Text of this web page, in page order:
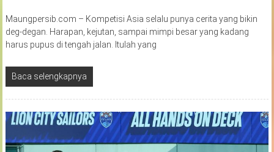
Maungpersib.com – Kompetisi Asia selalu punya cerita yang bikin
deg-degan. Harapan, kejutan, sampai mimpi besar yang kadang
harus pupus di tengah jalan. Itulah yang
Baca selengkapnya